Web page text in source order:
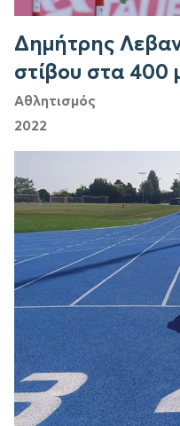
Δημήτρης
στίβου στα 400
Αθλητισμός
2022